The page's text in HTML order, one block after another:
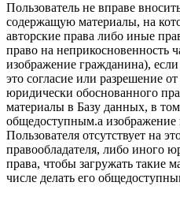
Пользователь не вправе
содержащую материалы, на
авторские права либо иные
право на неприкосновенность
изображение гражданина), если
это согласие или разрешение
юридически обоснованного
материалы в Базу данных, в том
общедоступным.а изображение
Пользователя отсутствует на
правообладателя, либо иного
права, чтобы загружать такие
числе делать его